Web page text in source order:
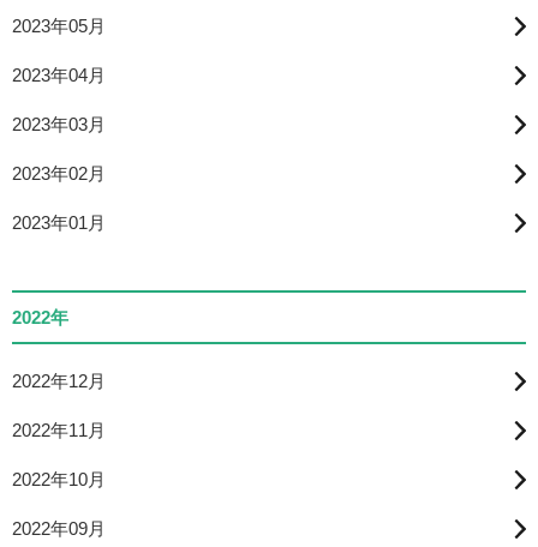
2023年05月
2023年04月
2023年03月
2023年02月
2023年01月
2022年
2022年12月
2022年11月
2022年10月
2022年09月